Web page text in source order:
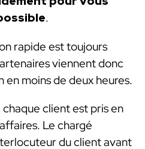
.
rapide est toujours
viennent donc
moins de deux heures.
client est pris en
Le chargé
du client avant